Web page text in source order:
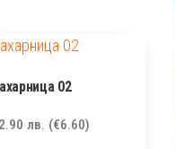
02
лв. (€6.60)